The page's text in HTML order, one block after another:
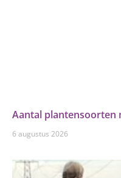
Aantal plantensoorten
6 augustus 2026